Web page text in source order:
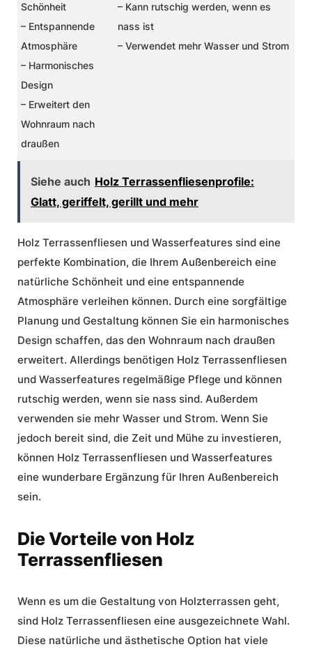
Schönheit
– Entspannende
Atmosphäre
– Harmonisches
Design
– Erweitert den
Wohnraum nach
draußen
– Kann rutschig werden, wenn es
nass ist
– Verwendet mehr Wasser und Strom
Siehe auch Holz Terrassenfliesenprofile:
Glatt, geriffelt, gerillt und mehr
Holz Terrassenfliesen und Wasserfeatures sind eine
perfekte Kombination, die Ihrem Außenbereich eine
natürliche Schönheit und eine entspannende
Atmosphäre verleihen können. Durch eine sorgfältige
Planung und Gestaltung können Sie ein harmonisches
Design schaffen, das den Wohnraum nach draußen
erweitert. Allerdings benötigen Holz Terrassenfliesen
und Wasserfeatures regelmäßige Pflege und können
rutschig werden, wenn sie nass sind. Außerdem
verwenden sie mehr Wasser und Strom. Wenn Sie
jedoch bereit sind, die Zeit und Mühe zu investieren,
können Holz Terrassenfliesen und Wasserfeatures
eine wunderbare Ergänzung für Ihren Außenbereich
sein.
Die Vorteile von Holz
Terrassenfliesen
Wenn es um die Gestaltung von Holzterrassen geht,
sind Holz Terrassenfliesen eine ausgezeichnete Wahl.
Diese natürliche und ästhetische Option hat viele